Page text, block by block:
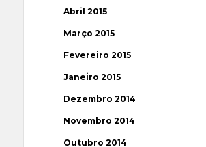
Abril 2015
Março 2015
Fevereiro 2015
Janeiro 2015
Dezembro 2014
Novembro 2014
Outubro 2014